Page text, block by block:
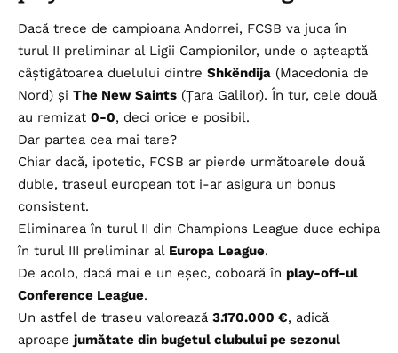
Dacă trece de campioana Andorrei, FCSB va juca în
turul II preliminar al Ligii Campionilor, unde o așteaptă
câștigătoarea duelului dintre Shkëndija (Macedonia de
Nord) și The New Saints (Țara Galilor). În tur, cele două
au remizat 0-0, deci orice e posibil.
Dar partea cea mai tare?
Chiar dacă, ipotetic, FCSB ar pierde următoarele două
duble, traseul european tot i-ar asigura un bonus
consistent.
Eliminarea în turul II din Champions League duce echipa
în turul III preliminar al Europa League.
De acolo, dacă mai e un eșec, coboară în play-off-ul
Conference League.
Un astfel de traseu valorează 3.170.000 €, adică
aproape jumătate din bugetul clubului pe sezonul